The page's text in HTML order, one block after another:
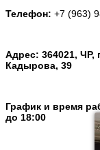
Телефон: +7 (963)
Адрес: 364021, ЧР,
Кадырова, 39
График и время
до 18:00